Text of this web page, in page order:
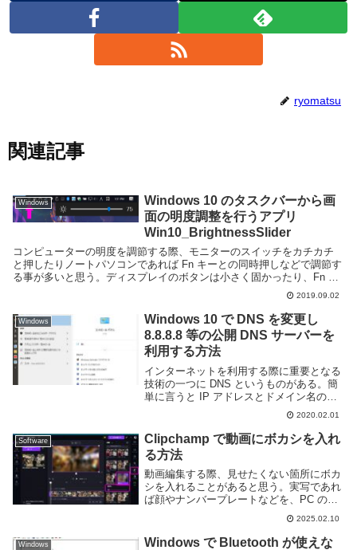
ryomatsu
関連記事
Windows
Windows 10 のタスクバーから画
面の明度調整を行うアプリ
Win10_BrightnessSlider
コンピューターの明度を調節する際、モニターのスイッチをカチカチ
と押したりノートパソコンであれば Fn キーとの同時押しなどで調節す
る事が多いと思う。ディスプレイのボタンは小さく固かったり、Fn キ
2019.09.02
Windows
Windows 10 で DNS を変更し
8.8.8.8 等の公開 DNS サーバーを
利用する方法
インターネットを利用する際に重要となる
技術の一つに DNS というものがある。簡
単に言うと IP アドレスとドメイン名の紐
づけを行う仕組みで、これがないと URL
からサーバーのアドレスを検索する事がで
きず、Web サイトを利用することが困...
2020.02.01
Software
Clipchamp で動画にボカシを入れ
る方法
動画編集する際、見せたくない箇所にボカ
シを入れることがあると思う。実写であれ
ば顔やナンバープレートなどを、PC の操
作画面であればアカウント名やパスワード
など、隠したい場面は多い。Windows で
無料で利用できる動画編集アプリ Micro...
2025.02.10
Windows
Windows で Bluetooth が使えな